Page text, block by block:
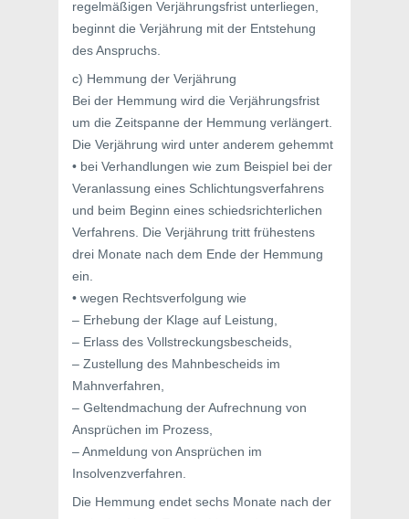
regelmäßigen Verjährungsfrist unterliegen,
beginnt die Verjährung mit der Entstehung
des Anspruchs.
c) Hemmung der Verjährung
Bei der Hemmung wird die Verjährungsfrist
um die Zeitspanne der Hemmung verlängert.
Die Verjährung wird unter anderem gehemmt
• bei Verhandlungen wie zum Beispiel bei der
Veranlassung eines Schlichtungsverfahrens
und beim Beginn eines schiedsrichterlichen
Verfahrens. Die Verjährung tritt frühestens
drei Monate nach dem Ende der Hemmung
ein.
• wegen Rechtsverfolgung wie
– Erhebung der Klage auf Leistung,
– Erlass des Vollstreckungsbescheids,
– Zustellung des Mahnbescheids im
Mahnverfahren,
– Geltendmachung der Aufrechnung von
Ansprüchen im Prozess,
– Anmeldung von Ansprüchen im
Insolvenzverfahren.
Die Hemmung endet sechs Monate nach der